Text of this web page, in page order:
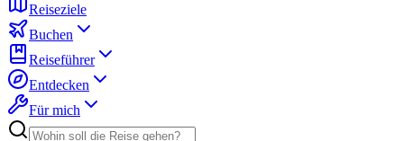
Reiseziele
Buchen
Reiseführer
Entdecken
Für mich